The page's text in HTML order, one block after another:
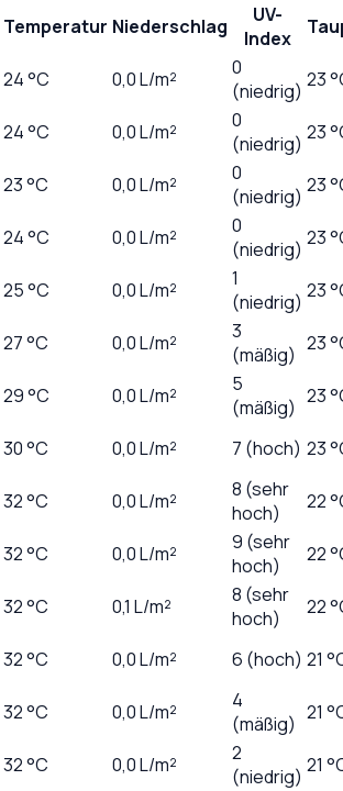
Temperatur Niederschlag
UV-
Index
24°C 0,0L/m²
0
(niedrig) 23
24°C 0,0L/m²
0
(niedrig) 23
23°C 0,0L/m²
0
(niedrig) 23
24°C 0,0L/m²
0
(niedrig) 23
25°C 0,0L/m²
1
(niedrig) 23
27°C 0,0L/m²
3
(mäßig) 23
29°C 0,0L/m²
5
(mäßig) 23
30°C 0,0L/m² 7 (hoch) 23
32°C 0,0L/m²
8 (sehr
hoch)
22
32°C 0,0L/m²
9 (sehr
hoch)
22
32°C 0,1 L/m²
8 (sehr
hoch)
22
32°C 0,0L/m² 6 (hoch) 21
32°C 0,0L/m²
4
(mäßig) 21
32°C 0,0L/m²
2
(niedrig) 21